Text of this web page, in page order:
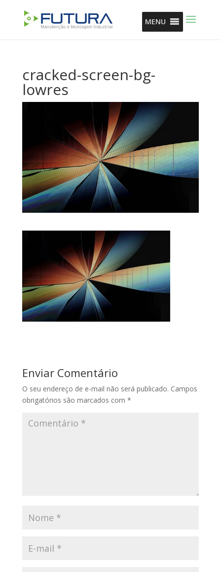
MENU
cracked-screen-bg-
lowres
Enviar Comentário
O seu endereço de e-mail não será publicado. Campos
obrigatórios são marcados com *